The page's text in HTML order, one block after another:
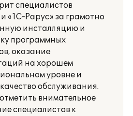
специалистов
«1С-Рарус» за грамотно
инсталляцию и
программных
оказание
на хорошем
уровне и
обслуживания.
внимательное
специалистов к